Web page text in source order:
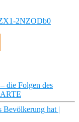
2NZODb0
die Folgen des
Bevölkerung hat |